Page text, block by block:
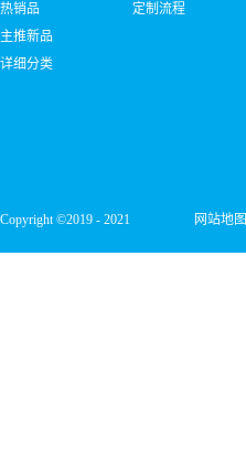
热销品
主推新品
详细分类
定制流程
Copyright ©2019 - 2021 网站地图